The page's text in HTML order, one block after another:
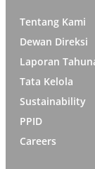
Tentang Kami
Dewan Direksi
Laporan
Tata Kelola
Sustainability
PPID
Careers